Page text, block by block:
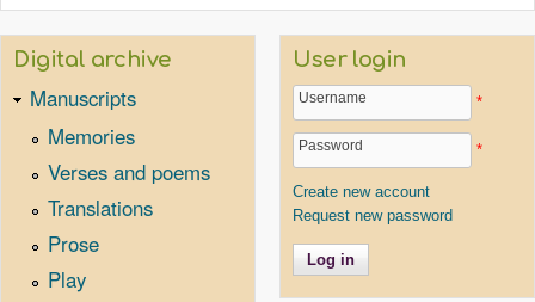
Digital archive
Manuscripts
Memories
Verses and poems
Translations
Prose
Play
User login
Username *
Password *
Create new account
Request new password